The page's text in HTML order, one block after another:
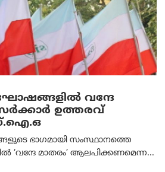
വന്ദേ
ഉത്തരവ്
ഭാഗമായി സംസ്ഥാനത്തെ
‘വന്ദേ മാതരം’ ആലപിക്കണമെന്ന...